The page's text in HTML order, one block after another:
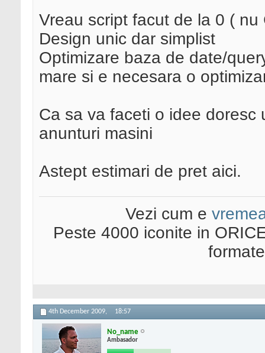
Vreau script facut de la 0 (
Design unic dar simplist
Optimizare baza de date/
mare si e necesara o
Ca sa va faceti o idee doresc
anunturi masini
Astept estimari de pret aici.
Vezi cum e
Peste 4000 iconite in
4th December 2009, 18:57
No_name
Ambasador